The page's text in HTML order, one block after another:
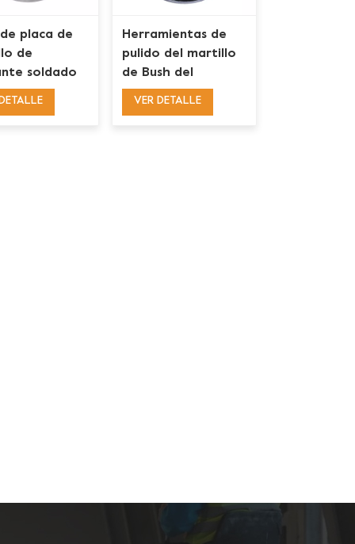
placa de
de
soldado
al vacío de 5
Herramientas de
pulido del martillo
de Bush del
diamante de los
VER DETALLE